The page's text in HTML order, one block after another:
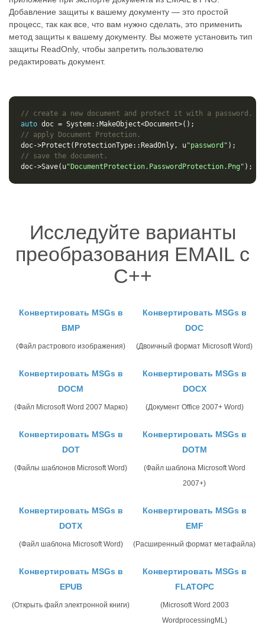
Добавление защиты к вашему документу — это простой
процесс, так как все, что вам нужно сделать, это применить
метод защиты к вашему документу. Вы можете установить тип
защиты ReadOnly, чтобы запретить пользователю
редактировать документ.
// create a new document and protect it with a password.
auto doc = System:: MakeObject<Document>();
// apply Document Protection.
doc->Protect ( ProtectionType:: ReadOnly, u"password" );
// save the document.
doc->Save( u"DocumentProtection.PasswordProtection.Png" );
Исследуйте варианты
преобразования EMAIL с
C++
Конвертировать MSGs в
BMP
(Файл растрового изображения)
Конвертировать MSGs в
DOC
(Двоичный формат Microsoft Word)
Конвертировать MSGs в
DOCM
(Файл Microsoft Word 2007 Марко)
Конвертировать MSGs в
DOCX
(Документ Office 2007+ Word)
Конвертировать MSGs в
DOT
(Файлы шаблонов Microsoft Word)
Конвертировать MSGs в
DOTM
(Файл шаблона Microsoft Word
2007+)
Конвертировать MSGs в
DOTX
(Файл шаблона Microsoft Word)
Конвертировать MSGs в
EMF
(Расширенный формат метафайла)
Конвертировать MSGs в
EPUB
(Открыть файл электронной книги)
Конвертировать MSGs в
FLATOPC
(Microsoft Word 2003
WordprocessingML)